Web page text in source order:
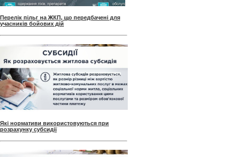
Перелік пільг на ЖКП, що передбачені для
учасників бойових дій
Які нормативи використовуються при
розрахунку субсидії